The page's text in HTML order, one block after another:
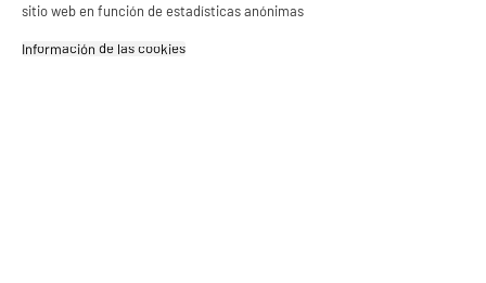
sitio web en función de estadísticas anónimas
Información de las cookies‎